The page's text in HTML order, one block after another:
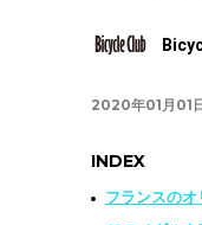
2020年01月01
INDEX
フランスの